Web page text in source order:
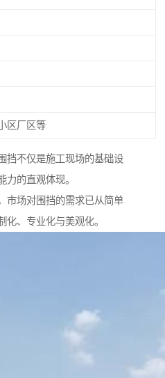
区厂区等
挡不仅是施工现场的基础设
力的直观体现。
市场对围挡的需求已从简单
化、专业化与美观化。